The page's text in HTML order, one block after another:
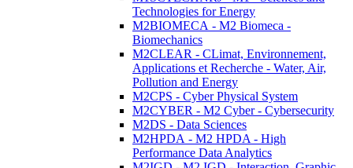
Technologies for Energy
M2BIOMECA - M2 Biomeca -
Biomechanics
M2CLEAR - CLimat, Environnement,
Applications et Recherche - Water, Air,
Pollution and Energy
M2CPS - Cyber Physical System
M2CYBER - M2 Cyber - Cybersecurity
M2DS - Data Sciences
M2HPDA - M2 HPDA - High
Performance Data Analytics